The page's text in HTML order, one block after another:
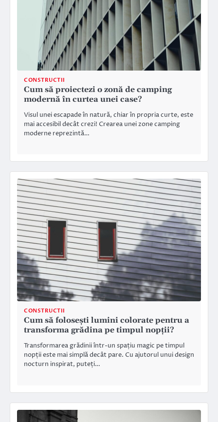
CONSTRUCTII
Cum să proiectezi o zonă de camping
modernă în curtea unei case?
Visul unei escapade în natură, chiar în propria curte, este
mai accesibil decât crezi! Crearea unei zone camping
moderne reprezintă…
CONSTRUCTII
Cum să folosești lumini colorate pentru a
transforma grădina pe timpul nopții?
Transformarea grădinii într-un spațiu magic pe timpul
nopții este mai simplă decât pare. Cu ajutorul unui design
nocturn inspirat, puteți…